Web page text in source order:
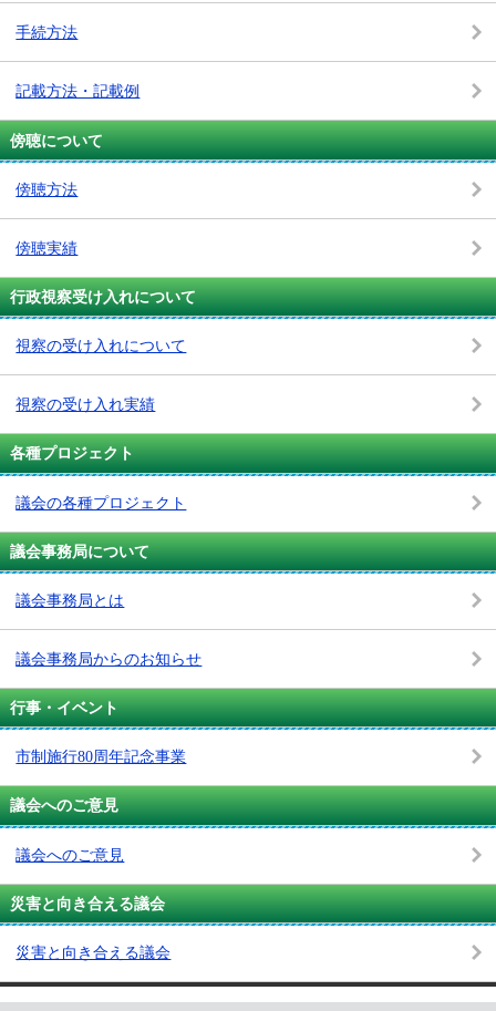
手続方法
記載方法・記載例
傍聴について
傍聴方法
傍聴実績
行政視察受け入れについて
視察の受け入れについて
視察の受け入れ実績
各種プロジェクト
議会の各種プロジェクト
議会事務局について
議会事務局とは
議会事務局からのお知らせ
行事・イベント
市制施行80周年記念事業
議会へのご意見
議会へのご意見
災害と向き合える議会
災害と向き合える議会